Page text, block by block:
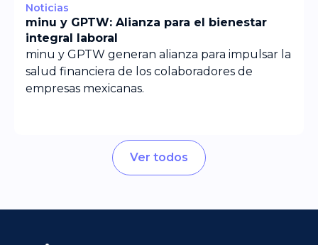
Noticias
minu y GPTW: Alianza para el bienestar
integral laboral
minu y GPTW generan alianza para impulsar la
salud financiera de los colaboradores de
empresas mexicanas.
Ver todos